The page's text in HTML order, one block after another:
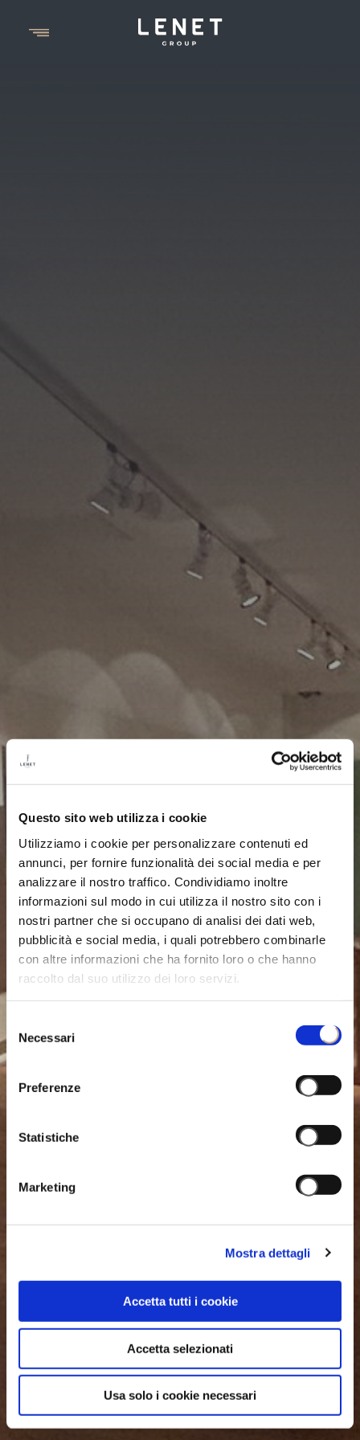
Questo sito web utilizza i cookie
Utilizziamo i cookie per personalizzare contenuti ed
annunci, per fornire funzionalità dei social media e per
analizzare il nostro traffico. Condividiamo inoltre
informazioni sul modo in cui utilizza il nostro sito con i
nostri partner che si occupano di analisi dei dati web,
pubblicità e social media, i quali potrebbero combinarle
con altre informazioni che ha fornito loro o che hanno
raccolto dal suo utilizzo dei loro servizi.
del
consenso
Necessari
Preferenze
Statistiche
Marketing
Mostra dettagli
Accetta tutti i cookie
Accetta selezionati
Usa solo i cookie necessari